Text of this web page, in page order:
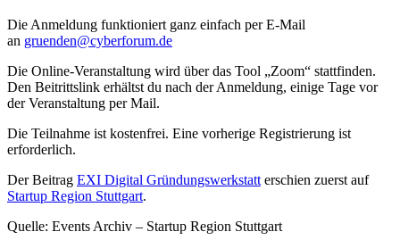
Die Anmeldung funktioniert ganz einfach per E-Mail
an gruenden@cyberforum.de
Die Online-Veranstaltung wird über das Tool „Zoom“ stattfinden.
Den Beitrittslink erhältst du nach der Anmeldung, einige Tage vor
der Veranstaltung per Mail.
Die Teilnahme ist kostenfrei. Eine vorherige Registrierung ist
erforderlich.
Der Beitrag EXI Digital Gründungswerkstatt erschien zuerst auf
Startup Region Stuttgart.
Quelle: Events Archiv – Startup Region Stuttgart